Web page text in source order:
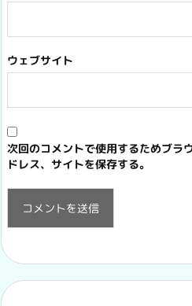
ウェブサイト
次回のコメントで使用するためブラ
ドレス、サイトを保存する。